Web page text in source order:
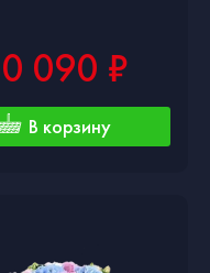
090 ₽
В корзину